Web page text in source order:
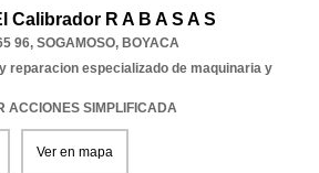
Calibrador R A B A S A S
96, SOGAMOSO, BOYACA
reparacion especializado de maquinaria y
ACCIONES SIMPLIFICADA
Ver en mapa